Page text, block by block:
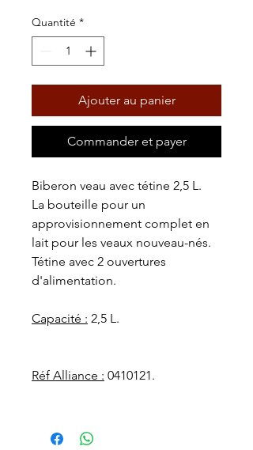
Quantité *
Ajouter au panier
Commander et payer
Biberon veau avec tétine 2,5 L.
La bouteille pour un
approvisionnement complet en
lait pour les veaux nouveau-nés.
Tétine avec 2 ouvertures
d'alimentation.
Capacité : 2,5 L.
Réf Alliance : 0410121.